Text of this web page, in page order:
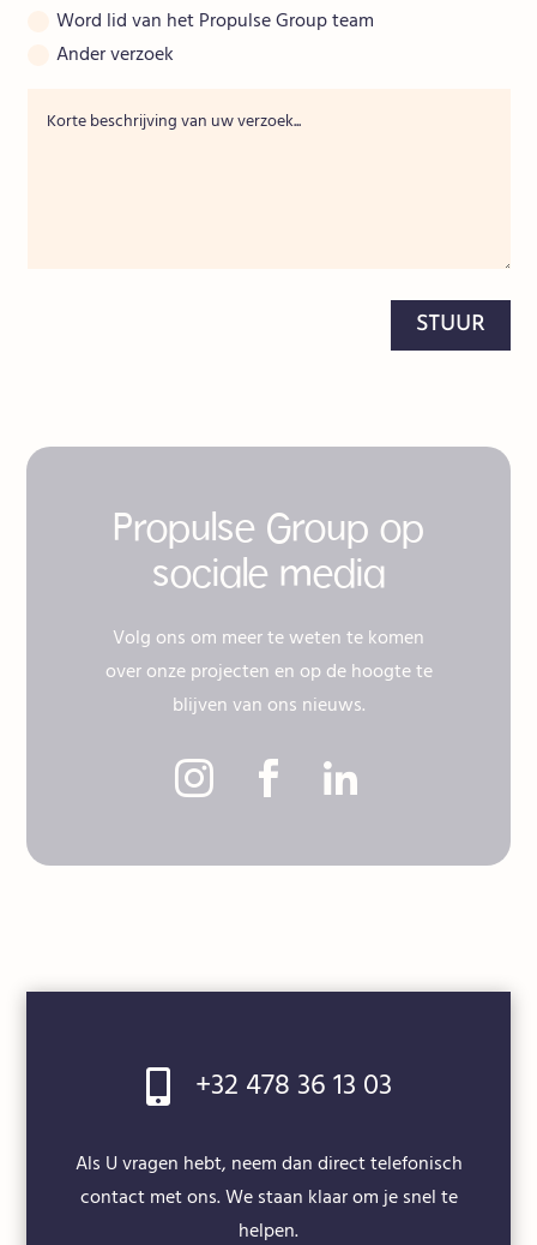
Word lid van het Propulse Group team
Ander verzoek
STUUR
Propulse Group op
sociale media
Volg ons om meer te weten te komen
over onze projecten en op de hoogte te
blijven van ons nieuws.
  
 +32 478 36 13 03
Als U vragen hebt, neem dan direct telefonisch
contact met ons. We staan klaar om je snel te
helpen.